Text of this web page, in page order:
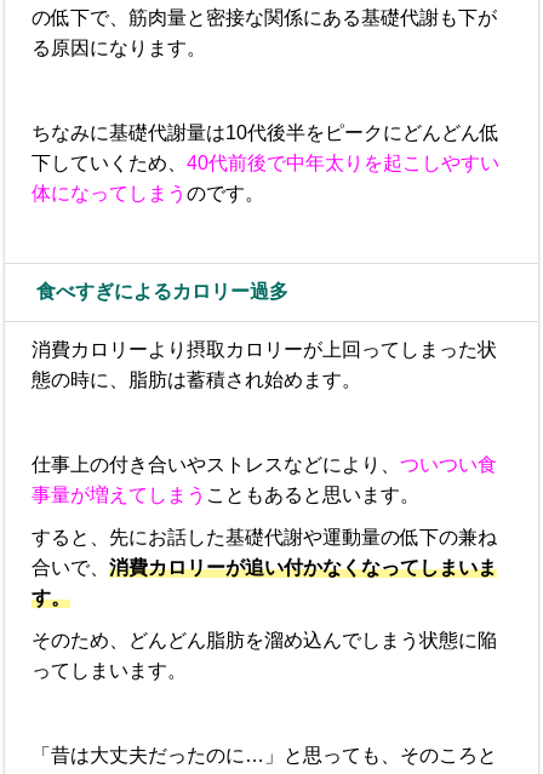
の低下で、筋肉量と密接な関係にある基礎代謝も下が
る原因になります。
ちなみに基礎代謝量は10代後半をピークにどんどん低
下していくため、40代前後で中年太りを起こしやすい
体になってしまうのです。
食べすぎによるカロリー過多
消費カロリーより摂取カロリーが上回ってしまった状
態の時に、脂肪は蓄積され始めます。
仕事上の付き合いやストレスなどにより、ついつい食
事量が増えてしまう こともあると思います。
すると、先にお話した基礎代謝や運動量の低下の兼ね
合いで、消費カロリーが追い付かなくなってしまいま
す。
そのため、どんどん脂肪を溜め込んでしまう状態に陥
ってしまいます。
「昔は大丈夫だったのに…」と思っても、そのころと